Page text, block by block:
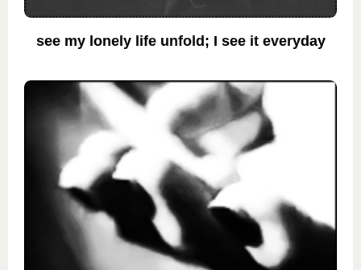
see my lonely life unfold; I see it everyday